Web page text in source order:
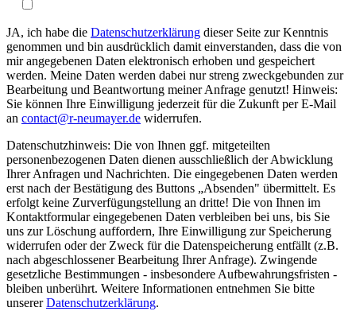
JA, ich habe die Datenschutzerklärung dieser Seite zur Kenntnis
genommen und bin ausdrücklich damit einverstanden, dass die von
mir angegebenen Daten elektronisch erhoben und gespeichert
werden. Meine Daten werden dabei nur streng zweckgebunden zur
Bearbeitung und Beantwortung meiner Anfrage genutzt! Hinweis:
Sie können Ihre Einwilligung jederzeit für die Zukunft per E-Mail
an contact@r-neumayer.de widerrufen.
Datenschutzhinweis: Die von Ihnen ggf. mitgeteilten
personenbezogenen Daten dienen ausschließlich der Abwicklung
Ihrer Anfragen und Nachrichten. Die eingegebenen Daten werden
erst nach der Bestätigung des Buttons „Absenden" übermittelt. Es
erfolgt keine Zurverfügungstellung an dritte! Die von Ihnen im
Kontaktformular eingegebenen Daten verbleiben bei uns, bis Sie
uns zur Löschung auffordern, Ihre Einwilligung zur Speicherung
widerrufen oder der Zweck für die Datenspeicherung entfällt (z.B.
nach abgeschlossener Bearbeitung Ihrer Anfrage). Zwingende
gesetzliche Bestimmungen - insbesondere Aufbewahrungsfristen -
bleiben unberührt. Weitere Informationen entnehmen Sie bitte
unsererDatenschutzerklärung.